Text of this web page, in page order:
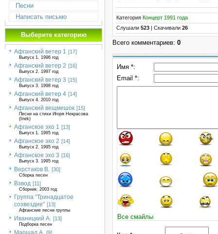
Песни
Написать письмо
Выберите категорию
Афганский ветер 1 [17]
Выпуск 1. 1996 год
Афганский ветер 2 [16]
Выпуск 2. 1997 год
Афганский ветер 3 [15]
Выпуск 3. 1998 год
Афганский ветер 4 [14]
Выпуск 4. 2010 год
Афганский вещмешок [15]
Песни на стихи Игоря Некрасова
(Inek)
Афганское эхо 1 [13]
Выпуск 1. 1995 год
Афганское эхо 2 [14]
Выпуск 2. 1995 год
Афганское эхо 3 [16]
Выпуск 3. 1995 год
Верстаков В. [30]
Сборка песен
Взвод [11]
Сборник. 2003 год
Группа "Тринадцатое
созвездие" [13]
Афганские песни группы
Иваницкий А. [13]
Подборка песен
Маршал А. [9]
Категория Концерт 1991 года
Слушали 523 Скачивали 26
Всего комментариев: 0
Имя *:
Email *:
Все смайлы